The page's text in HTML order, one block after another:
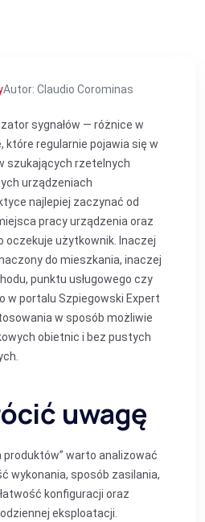
Autor: Claudio Corominas
sygnałów — różnice w
które regularnie pojawia się w
szukających rzetelnych
urządzeniach
najlepiej zaczynać od
pracy urządzenia oraz
oczekuje użytkownik. Inaczej
do mieszkania, inaczej
punktu usługowego czy
w portalu Szpiegowski Expert
w sposób możliwie
obietnic i bez pustych
uwagę
produktów” warto analizować
wykonania, sposób zasilania,
konfiguracji oraz
eksploatacji.